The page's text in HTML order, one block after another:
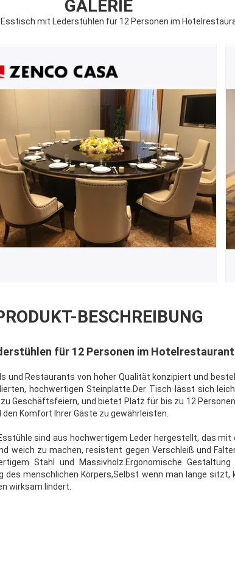
GALERIE
mit Lederstühlen für 12 Personen im
BESCHREIBUNG
für 12 Personen im Hotelrestaurant
und Restaurants von hoher Qualität konzipiert und
hochwertigen Steinplatte.Der Tisch lässt sich
Geschäftsfeiern, und bietet Platz für bis zu 12
Komfort Ihrer Gäste zu gewährleisten.
sind aus hochwertigem Leder hergestellt, das
weich zu machen, resistent gegen Verschleiß und
Stahl und Massivholz.Ergonomische
menschlichen Körpers,Selbst wenn man lange sitzt,
wirksam lindert.